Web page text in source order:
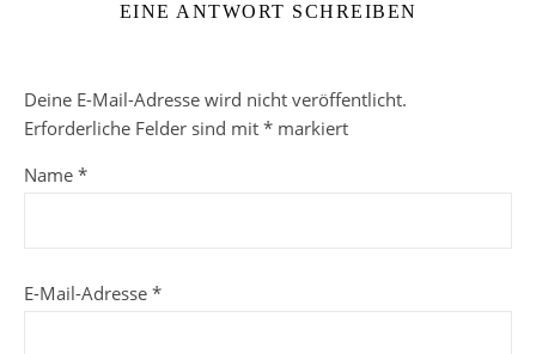
EINE ANTWORT SCHREIBEN
Deine E-Mail-Adresse wird nicht veröffentlicht.
Erforderliche Felder sind mit * markiert
Name *
E-Mail-Adresse *